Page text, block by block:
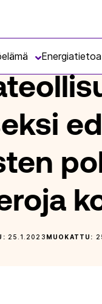
Energiatietoa
25.1.2023 MUOKATTU: